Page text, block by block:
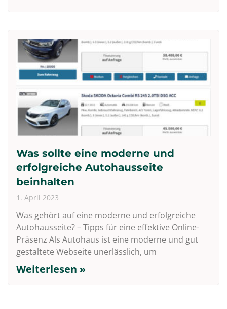
Was sollte eine moderne und
erfolgreiche Autohausseite
beinhalten
1. April 2023
Was gehört auf eine moderne und erfolgreiche
Autohausseite? – Tipps für eine effektive Online-
Präsenz Als Autohaus ist eine moderne und gut
gestaltete Webseite unerlässlich, um
Weiterlesen »